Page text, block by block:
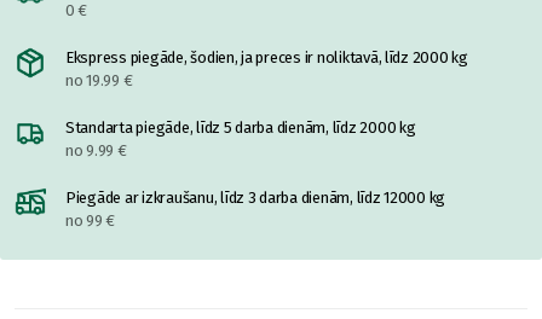
0 €
Ekspress piegāde, šodien, ja preces ir noliktavā, līdz 2000 kg
no 19.99 €
Standarta piegāde, līdz 5 darba dienām, līdz 2000 kg
no 9.99 €
Piegāde ar izkraušanu, līdz 3 darba dienām, līdz 12000 kg
no 99 €